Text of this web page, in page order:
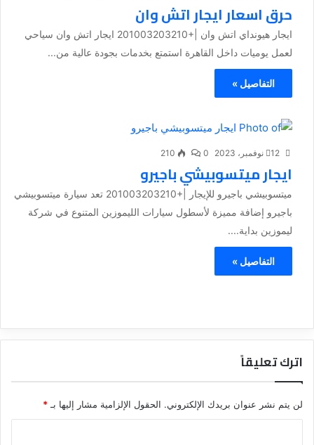
حرق اسعار ايجار اتش وان
ايجار هيونداي اتش وان |+201003203210 ايجار اتش وان سياحي
لعمل يوميات داخل القاهرة استمتع بخدمات بجودة عالية من...
التفاصيل »
12 نوفمبر، 2023 0
210
ايجار ميتسوبيشي باجيرو
ميتسوبيشي باجيرو للإيجار |+201003203210 تعد سيارة ميتسوبيشي
باجيرو إضافة مميزة لأسطول سيارات الليموزين المتنوع في شركة
ليموزين بداية....
التفاصيل »
اترك تعليقاً
لن يتم نشر عنوان بريدك الإلكتروني. الحقول الإلزامية مشار إليها بـ *